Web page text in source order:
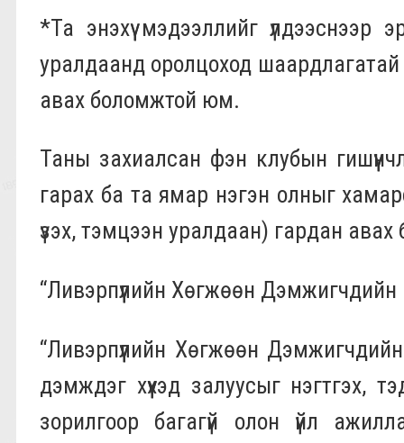
*Та энэхүү мэдээллийг
уралдаанд оролцоход шаардлагатай
авах боломжтой юм.
Таны захиалсан фэн клубын
гарах ба та ямар нэгэн олныг
үзэх, тэмцээн уралдаан) гардан
“Ливэрпүүлийн Хөгжөөн
“Ливэрпүүлийн Хөгжөөн
дэмждэг хүүхэд залуусыг нэгтгэх,
зорилгоор багагүй олон үйл